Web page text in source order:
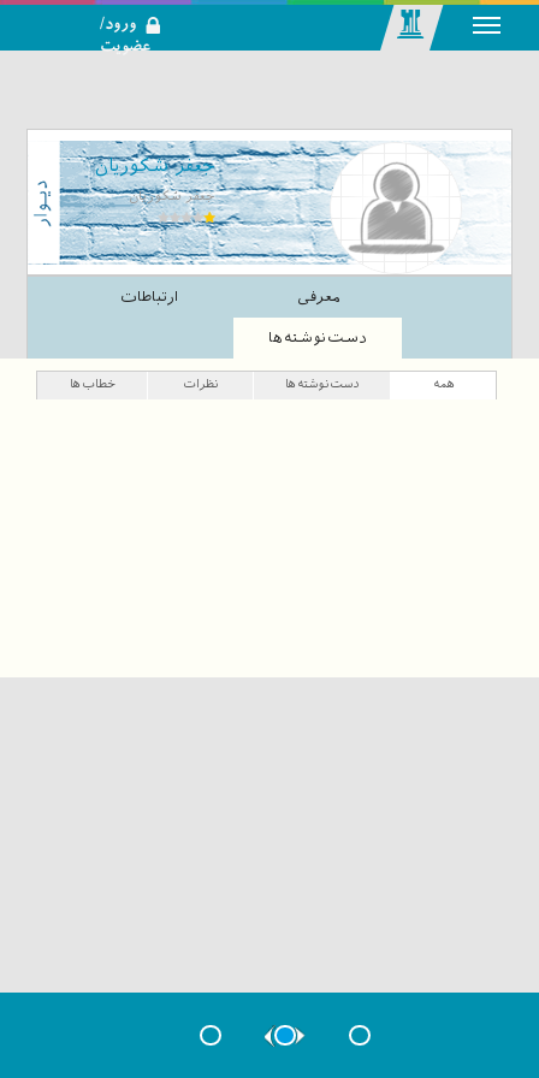
تحلیلی بازار
سرمایه
ورود/
عضویت
جعفر شکوریان
جعفر شکوریان
معرفی ارتباطات
دست‌نوشته‌ها
همه دست‌نوشته‌ها نظرات خطاب‌ها